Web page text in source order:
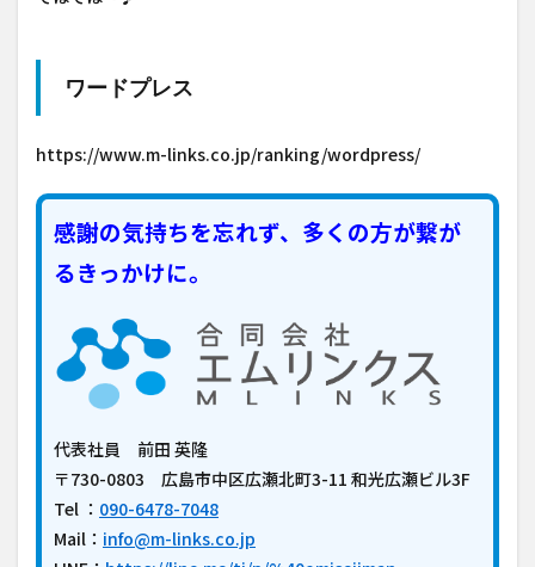
ワードプレス
https://www.m-links.co.jp/ranking/wordpress/
感謝の気持ちを忘れず、多くの方が繋が
るきっかけに。
代表社員 前田 英隆
〒730-0803 広島市中区広瀬北町3-11 和光広瀬ビル3F
Tel ： 090-6478-7048
Mail： info@m-links.co.jp